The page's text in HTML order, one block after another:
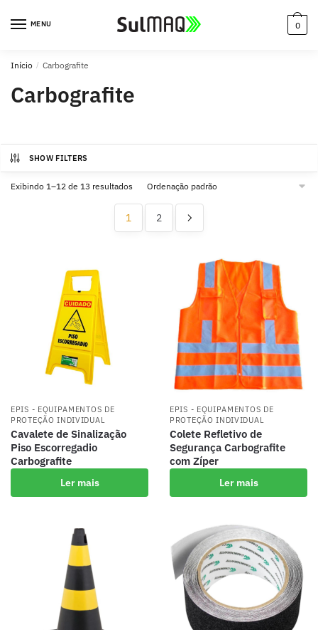
MENU 0
Início / Carbografite
Carbografite
SHOW FILTERS
Exibindo 1–12 de 13 resultados
1 2
EPIS - EQUIPAMENTOS DE
PROTEÇÃO INDIVIDUAL
Cavalete de Sinalização
Piso Escorregadio
Carbografite
Ler mais
EPIS - EQUIPAMENTOS DE
PROTEÇÃO INDIVIDUAL
Colete Refletivo de
Segurança Carbografite
com Zíper
Ler mais